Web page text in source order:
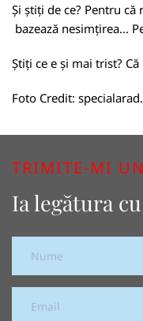
Și știți de ce? Pentru că
bazează nesimțirea...
Știți ce e și mai trist?
Foto Credit:
TRIMITE-MI
Ia legătura